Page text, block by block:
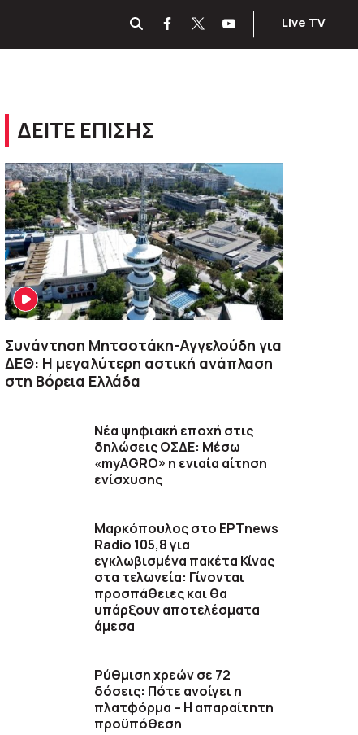
Live TV
ΔΕΙΤΕ ΕΠΙΣΗΣ
Συνάντηση Μητσοτάκη-Αγγελούδη για
ΔΕΘ: Η μεγαλύτερη αστική ανάπλαση
στη Βόρεια Ελλάδα
Νέα ψηφιακή εποχή στις
δηλώσεις ΟΣΔΕ: Μέσω
«myAGRO» η ενιαία αίτηση
ενίσχυσης
Μαρκόπουλος στο ΕΡΤnews
Radio 105,8 για
εγκλωβισμένα πακέτα Κίνας
στα τελωνεία: Γίνονται
προσπάθειες και θα
υπάρξουν αποτελέσματα
άμεσα
Ρύθμιση χρεών σε 72
δόσεις: Πότε ανοίγει η
πλατφόρμα – Η απαραίτητη
προϋπόθεση